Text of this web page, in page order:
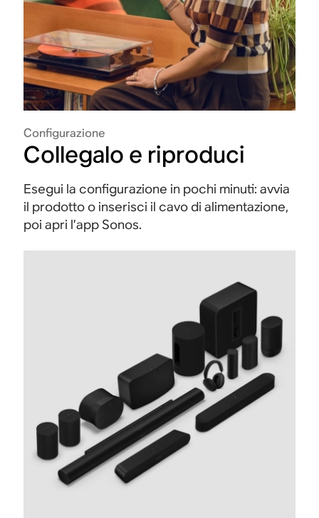
Configurazione
Collegalo e riproduci
Esegui la configurazione in pochi minuti: avvia
il prodotto o inserisci il cavo di alimentazione,
poi apri l’app Sonos.